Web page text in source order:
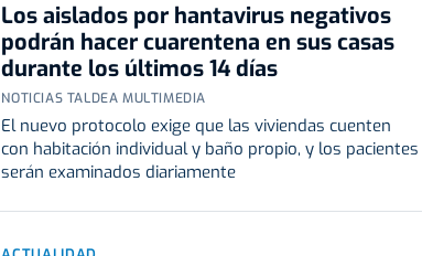
Los aislados por hantavirus negativos
podrán hacer cuarentena en sus casas
durante los últimos 14 días
NOTICIAS TALDEA MULTIMEDIA
El nuevo protocolo exige que las viviendas cuenten
con habitación individual y baño propio, y los pacientes
serán examinados diariamente